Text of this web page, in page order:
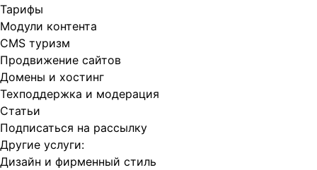
Тарифы
Модули контента
CMS туризм
Продвижение сайтов
Домены и хостинг
Техподдержка и модерация
Статьи
Подписаться на рассылку
Другие услуги:
Дизайн и фирменный стиль